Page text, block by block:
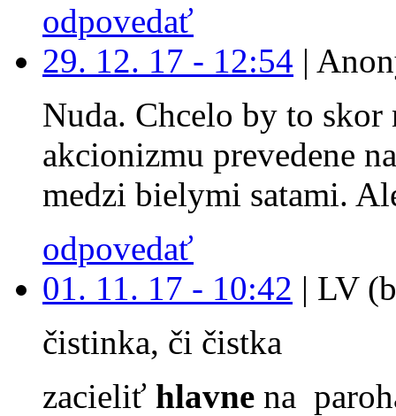
odpovedať
29. 12. 17 - 12:54 |
Nuda. Chcelo by to
akcionizmu prevedene
medzi bielymi satami.
odpovedať
01. 11. 17 - 10:42 | LV
čistinka, či čistka
zacieliť hlavne na